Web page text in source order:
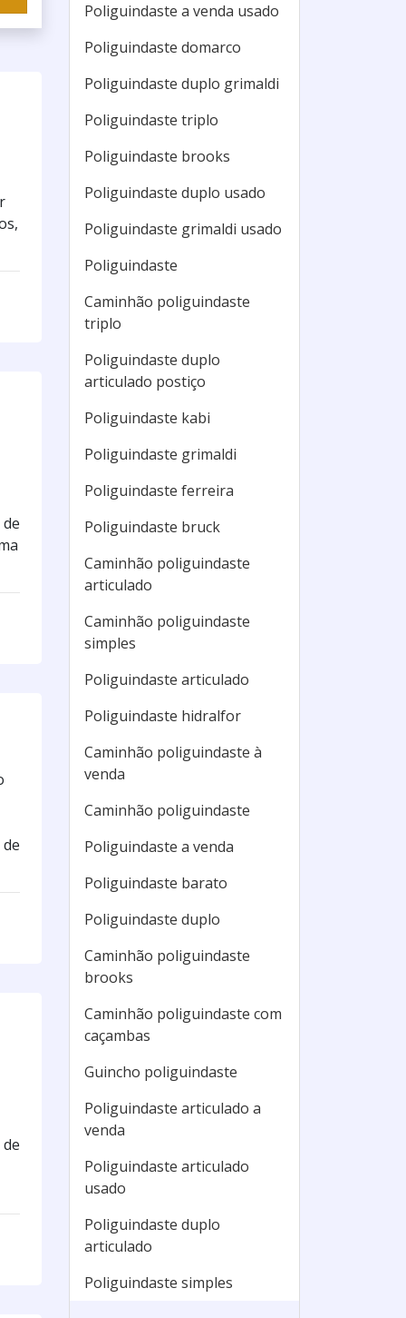
Poliguindaste a venda usado
Poliguindaste domarco
Poliguindaste duplo grimaldi
Poliguindaste triplo
Poliguindaste brooks
Poliguindaste duplo usado
Poliguindaste grimaldi usado
Poliguindaste
Caminhão poliguindaste
triplo
Poliguindaste duplo
articulado postiço
Poliguindaste kabi
Poliguindaste grimaldi
Poliguindaste ferreira
Poliguindaste bruck
Caminhão poliguindaste
articulado
Caminhão poliguindaste
simples
Poliguindaste articulado
Poliguindaste hidralfor
Caminhão poliguindaste à
venda
Caminhão poliguindaste
Poliguindaste a venda
Poliguindaste barato
Poliguindaste duplo
Caminhão poliguindaste
brooks
Caminhão poliguindaste com
caçambas
Guincho poliguindaste
Poliguindaste articulado a
venda
Poliguindaste articulado
usado
Poliguindaste duplo
articulado
Poliguindaste simples